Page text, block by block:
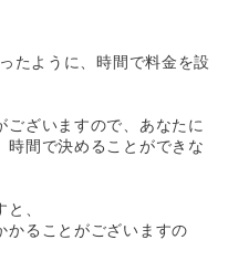
たように、時間で料金を設
ざいますので、あなたに
時間で決めることができな
、
かることがございますの